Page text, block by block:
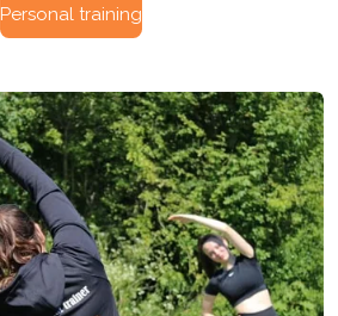
Personal training